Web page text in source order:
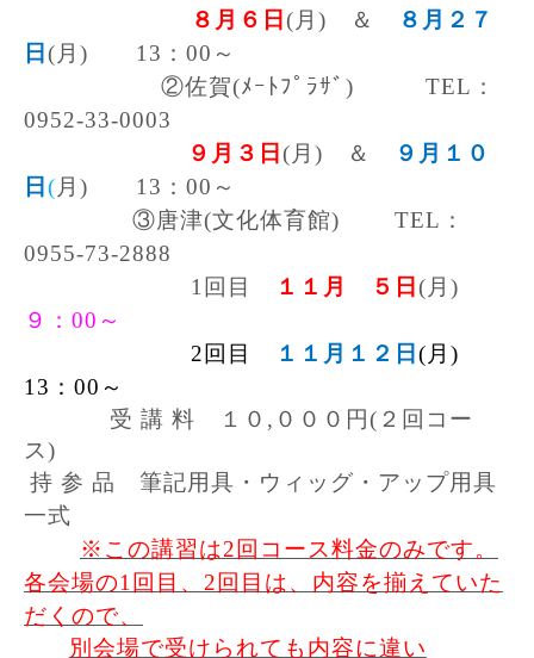
８月６日 ( 月 ) ＆
８月２７
日 ( 月 ) 13 ： 00 ～
②佐賀(ﾒｰﾄﾌﾟﾗｻﾞ ) TEL ：
0952-33-0003
９月３日 ( 月 ) ＆
９月１０
日 ( 月 ) 13 ： 00 ～
③唐津(文化体育館) TEL ：
0955-73-2888
1回目
１１月 ５日 ( 月 )
９：00～
2回目
１１月１２日 ( 月 )
13 ： 00 ～
受 講 料 １０ , ０００円( ２回コー
ス)
持 参 品 筆記用具・ウィッグ・アップ用具
一式
※この講習は2回コース料金のみです。
各会場の1 回目、 2回目は、内容を揃えていた
だくので、
別会場で受けられても内容に違い